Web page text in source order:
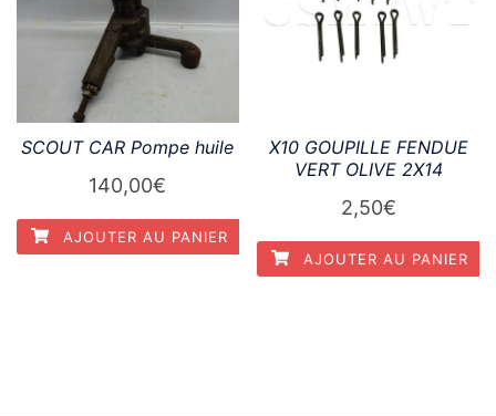
SCOUT CAR Pompe huile
140,00€
AJOUTER AU PANIER
X10 GOUPILLE FENDUE
VERT OLIVE 2X14
2,50€
AJOUTER AU PANIER